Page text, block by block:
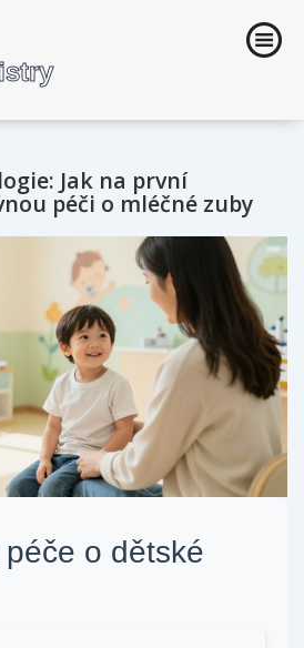
Jak na první
péči o mléčné zuby
o dětské